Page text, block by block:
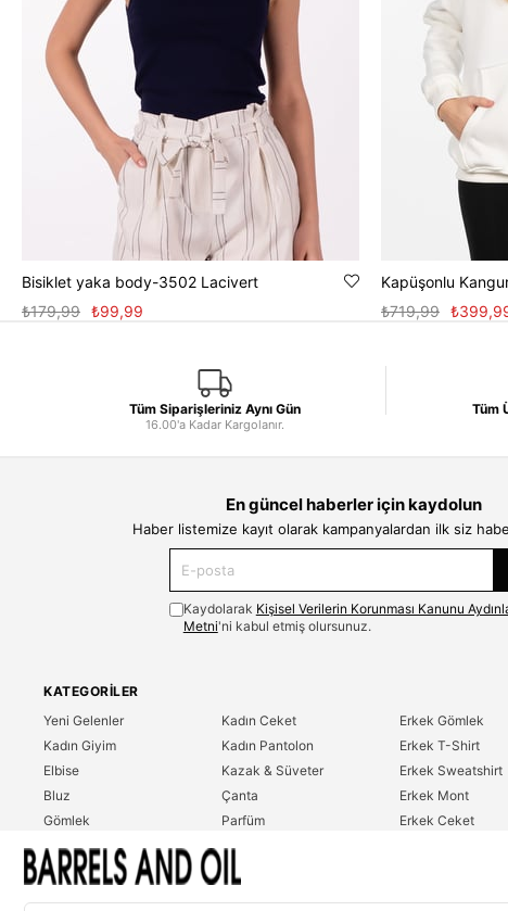
Bisiklet yaka body-3502 Lacivert
₺99,99
₺179,99
Kapüşonlu
₺719,99
Tüm Siparişleriniz Aynı Gün
16.00'a Kadar Kargolanır.
Tüm
En güncel haberler için kaydolun
Haber listemize kayıt olarak kampanyalardan ilk siz
Kaydolarak Kişisel Verilerin Korunması Kanunu
Metni'ni kabul etmiş olursunuz.
KATEGORILER
Yeni Gelenler
Kadın Giyim
Elbise
Bluz
Gömlek
T-Shirt
Sweatshirt
Kadın Ceket
Kadın Pantolon
Kazak & Süveter
Çanta
Parfüm
Erkek Giyim
Erkek Gömlek
Erkek T-Shirt
Erkek Sweatshirt
Erkek Mont
Erkek Ceket